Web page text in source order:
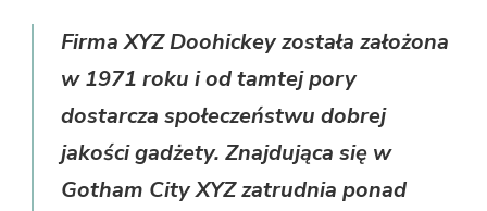
Firma XYZ Doohickey została założona
w 1971 roku i od tamtej pory
dostarcza społeczeństwu dobrej
jakości gadżety. Znajdująca się w
Gotham City XYZ zatrudnia ponad